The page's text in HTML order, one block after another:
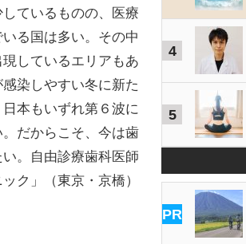
ているものの、医療
る国は多い。その中
しているエリアもあ
染しやすい冬に新た
本もいずれ第６波に
だからこそ、今は歯
。自由診療歯科医師
ク」（東京・京橋）
4
5
PR